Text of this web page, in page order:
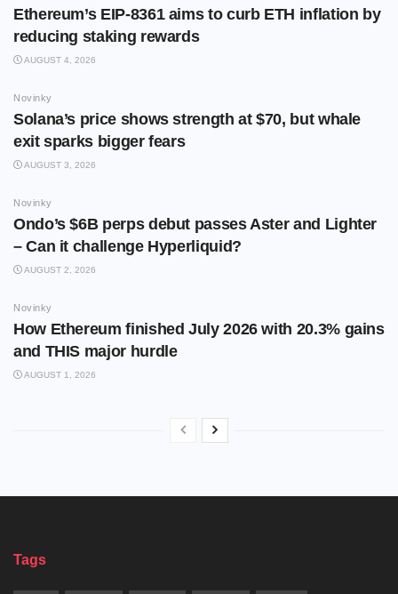
Ethereum’s EIP-8361 aims to curb ETH inflation by
reducing staking rewards
AUGUST 4, 2026
Novinky
Solana’s price shows strength at $70, but whale
exit sparks bigger fears
AUGUST 3, 2026
Novinky
Ondo’s $6B perps debut passes Aster and Lighter
– Can it challenge Hyperliquid?
AUGUST 2, 2026
Novinky
How Ethereum finished July 2026 with 20.3% gains
and THIS major hurdle
AUGUST 1, 2026
Tags